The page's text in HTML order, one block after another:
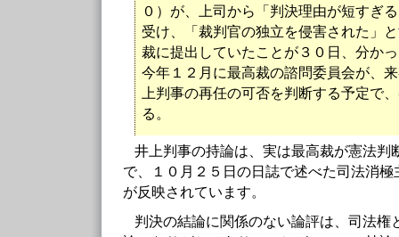
０）が、上司から「判決理由が短すぎ
受け、「裁判官の独立を侵害された」
裁に提出していたことが３０日、分か
今年１２月に最高裁の諮問委員会が、
上判事の再任の可否を判断する予定で
る。
井上判事の持論は、実は最高裁が憲法判
で、１０月２５日の日誌で述べた司法消
が反映されています。
判決の結論に関係のない論評は、司法権